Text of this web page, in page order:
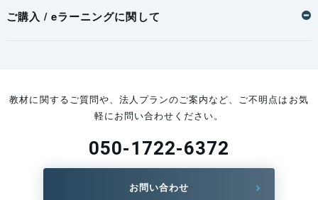
ご購入 / eラーニングに関して
教材に関するご質問や、法人プランのご案内など、ご不明点はお気
軽にお問い合わせください。
050-1722-6372
お問い合わせ